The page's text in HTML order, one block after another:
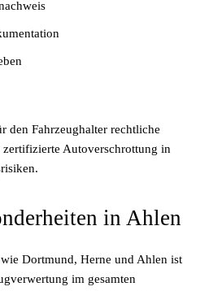
den Fahrzeughalter rechtliche
zertifizierte Autoverschrottung in
.
in Ahlen
Dortmund, Herne und Ahlen ist
im gesamten